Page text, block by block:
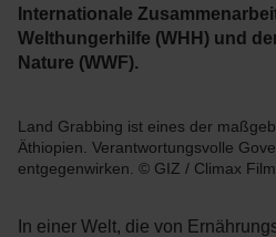
Internationale
Welthungerhilfe (WHH) und
Nature (WWF).
Land Grabbing ist eines der
Äthiopien. Verantwortungsvolle
entgegenwirken. © GIZ / Climax
In einer Welt, die von